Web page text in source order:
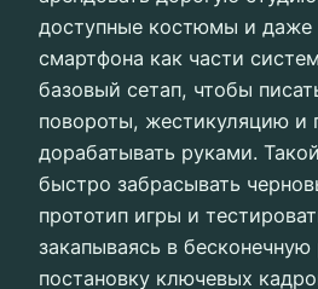
доступные костюмы и даже
смартфона как части
базовый сетап, чтобы
повороты, жестикуляцию и
дорабатывать руками.
быстро забрасывать
прототип игры и
закапываясь в
постановку ключевых